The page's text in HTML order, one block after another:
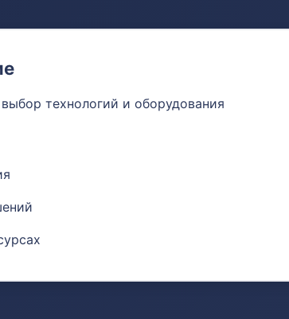
технологий и оборудования